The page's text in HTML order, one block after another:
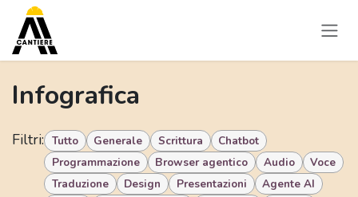
Passa al contenuto
Infografica
Filtri: Tutto Generale Scrittura
Chatbot
Programmazione
Browser agentico Audio
Voce
Traduzione
Design Presentazioni
Agente AI